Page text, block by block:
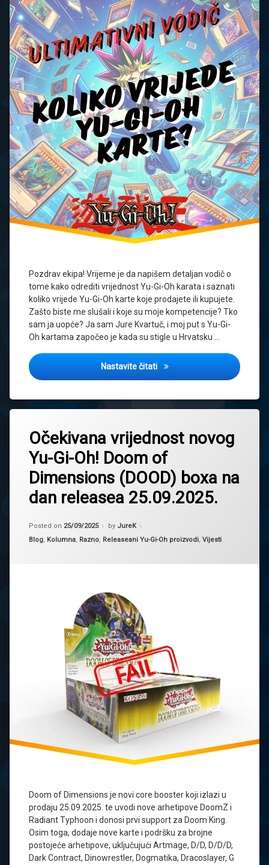
Pozdrav ekipa! Vrijeme je da napišem detaljan vodič o
tome kako odrediti vrijednost Yu-Gi-Oh karata i saznati
koliko vrijede Yu-Gi-Oh karte koje prodajete ili kupujete.
Zašto biste me slušali i koje su moje kompetencije? Tko
sam ja uopće? Ja sam Jure Kvartuč, i moj put s Yu-Gi-
Oh kartama započeo je kada su stigle u Hrvatsku …
Nastavite čitati Koliko vrijede Yu-Gi-Oh
yugioh
karte
koliko
vrijedi
karta
yugioh
karte
yugioh
planet
Očekivana vrijednost novog
Yu-Gi-Oh! Doom of
Dimensions (DOOD) boxa na
dan releasea 25.09.2025.
Posted on 25/09/2025
Updated on
by JureK
Kategorije:
Blog, Kolumna, Razno, Releaseani Yu-Gi-Oh proizvodi, Vijesti
Doom of Dimensions je novi core booster koji izlazi u
prodaju 25.09.2025. te uvodi nove arhetipove DoomZ i
Radiant Typhoon i donosi prvi support za Doom King.
Osim toga, dodaje nove karte i podršku za brojne
postojeće arhetipove, uključujući Artmage, D/D, D/D/D,
Dark Contract, Dinowrestler, Dogmatika, Dracoslayer, G
2025
dood
doomofdimension
očekivanavrijednost